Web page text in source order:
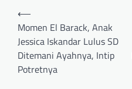
Post
navigation
⟵
Momen El Barack, Anak
Jessica Iskandar Lulus SD
Ditemani Ayahnya, Intip
Potretnya